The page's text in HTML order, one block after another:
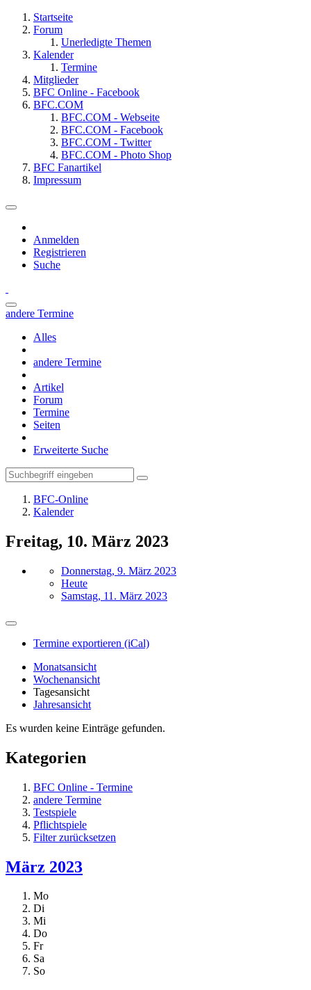
Startseite
Forum
Unerledigte Themen
Kalender
Termine
Mitglieder
BFC Online - Facebook
BFC.COM
BFC.COM - Webseite
BFC.COM - Facebook
BFC.COM - Twitter
BFC.COM - Photo Shop
BFC Fanartikel
Impressum
Anmelden
Registrieren
Suche
andere Termine
Alles
andere Termine
Artikel
Forum
Termine
Seiten
Erweiterte Suche
BFC-Online
Kalender
Freitag, 10. März 2023
Donnerstag, 9. März 2023
Heute
Samstag, 11. März 2023
Termine exportieren (iCal)
Monatsansicht
Wochenansicht
Tagesansicht
Jahresansicht
Es wurden keine Einträge gefunden.
Kategorien
BFC Online - Termine
andere Termine
Testspiele
Pflichtspiele
Filter zurücksetzen
März 2023
Mo
Di
Mi
Do
Fr
Sa
So